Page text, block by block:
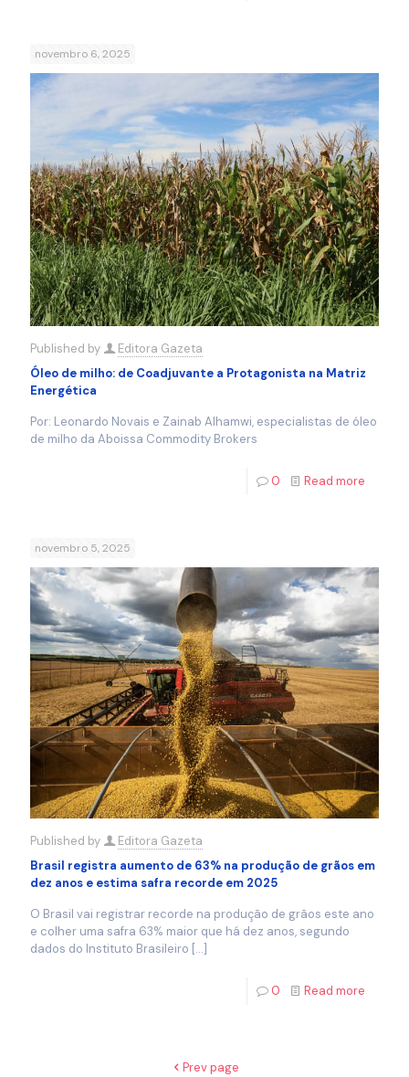
novembro 6, 2025
Published by
Editora Gazeta
Óleo de milho: de Coadjuvante a Protagonista na Matriz
Energética
Por: Leonardo Novais e Zainab Alhamwi, especialistas de óleo
de milho da Aboissa Commodity Brokers
0 Read more
novembro 5, 2025
Published by
Editora Gazeta
Brasil registra aumento de 63% na produção de grãos em
dez anos e estima safra recorde em 2025
O Brasil vai registrar recorde na produção de grãos este ano
e colher uma safra 63% maior que há dez anos, segundo
dados do Instituto Brasileiro […]
0 Read more
Prev page